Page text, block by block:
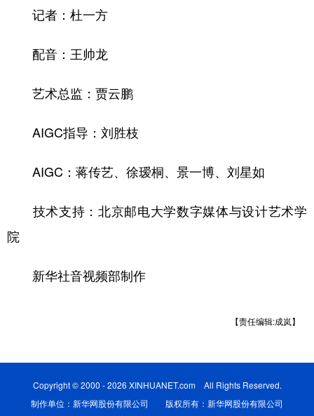
记者：杜一方
配音：王帅龙
艺术总监：贾云鹏
AIGC指导：刘胜枝
AIGC：蒋传艺、徐瑷桐、景一博、刘星如
技术支持：北京邮电大学数字媒体与设计艺术学
院
新华社音视频部制作
【责任编辑:成岚】
Copyright © 2000 - 2026 XINHUANET.com All Rights Reserved.
制作单位：新华网股份有限公司 版权所有：新华网股份有限公司